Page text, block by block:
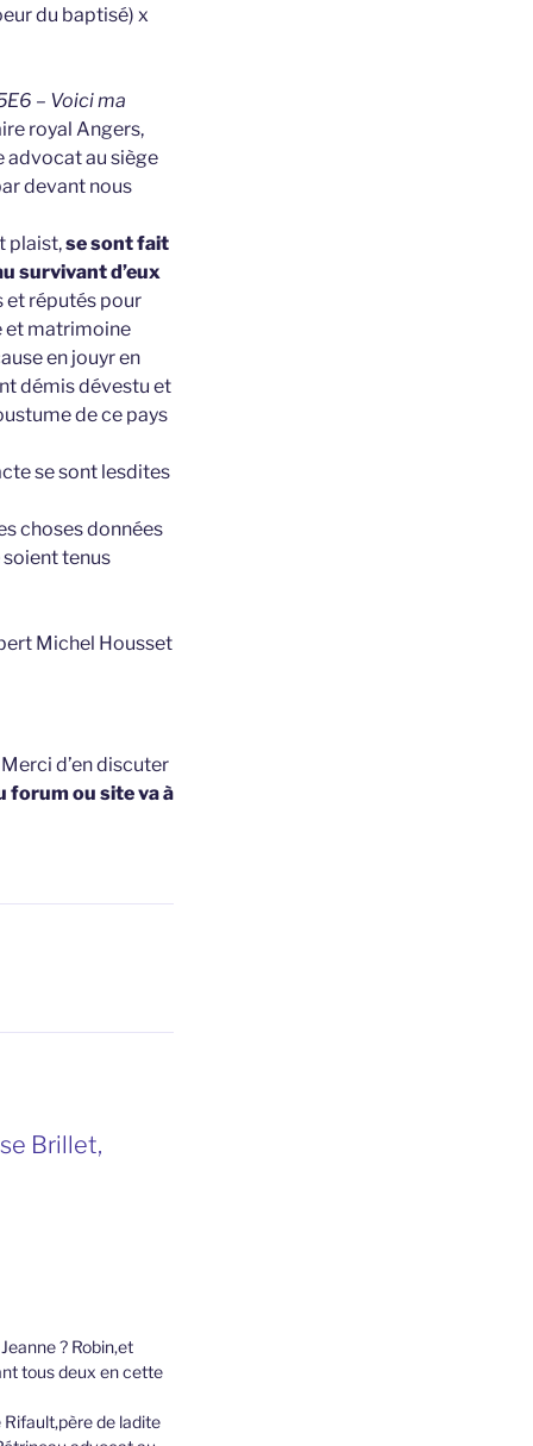
du baptisé) x
– Voici ma
royal Angers,
advocat au siège
devant nous
plaist,se sont fait
survivant d’eux
et réputés pour
et matrimoine
en jouyr en
démis dévestu et
de ce pays
se sont lesdites
choses données
tenus
Michel Housset
Merci d’en discuter
forum ou site va à
Brillet,
? Robin,et
tous deux en cette
de ladite